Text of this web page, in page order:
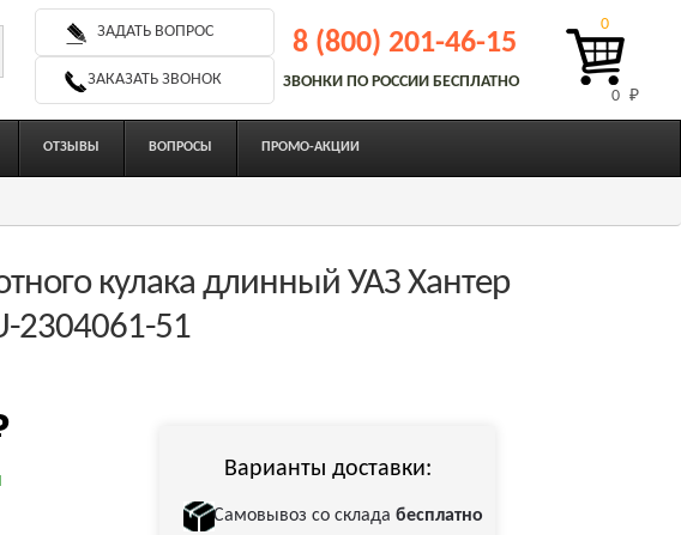
ЗАДАТЬ ВОПРОС
ЗАКАЗАТЬ ЗВОНОК
8 (800) 201-46-15
ЗВОНКИ ПО РОССИИ БЕСПЛАТНО
0 ₽
0
ОТЗЫВЫ ВОПРОСЫ ПРОМО-АКЦИИ
кулака длинный УАЗ Хантер
2304061-51
Варианты доставки:
Самовывоз со складабесплатно